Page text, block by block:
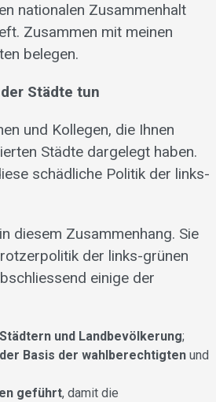
nationalen Zusammenhalt
Zusammen mit meinen
belegen.
Städte tun
und Kollegen, die Ihnen
Städte dargelegt haben.
schädliche Politik der links-
diesem Zusammenhang. Sie
der links-grünen
einige der
und Landbevölkerung;
Basis der wahlberechtigten und
geführt, damit die